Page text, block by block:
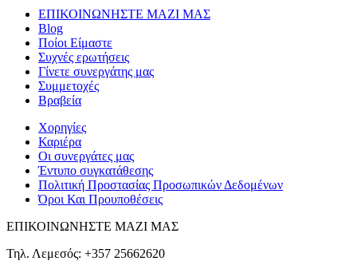
ΕΠΙΚΟΙΝΩΝΗΣΤΕ ΜΑΖΙ ΜΑΣ
Blog
Ποίοι Είμαστε
Συχνές ερωτήσεις
Γίνετε συνεργάτης μας
Συμμετοχές
Βραβεία
Χορηγίες
Καριέρα
Οι συνεργάτες μας
Έντυπο συγκατάθεσης
Πολιτική Προστασίας Προσωπικών Δεδομένων
Όροι Και Προυποθέσεις
ΕΠΙΚΟΙΝΩΝΗΣΤΕ ΜΑΖΙ ΜΑΣ
Τηλ. Λεμεσός: +357 25662620